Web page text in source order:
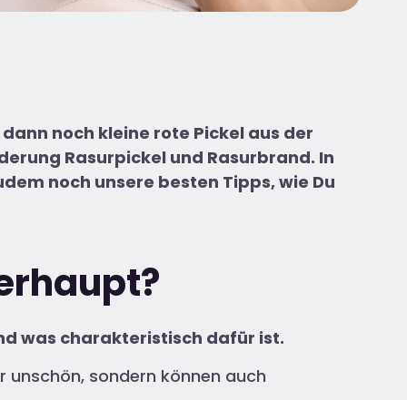
noch kleine rote Pickel aus der
Rasurpickel und Rasurbrand. In
noch unsere besten Tipps, wie Du
was charakteristisch dafür ist.
unschön, sondern können auch